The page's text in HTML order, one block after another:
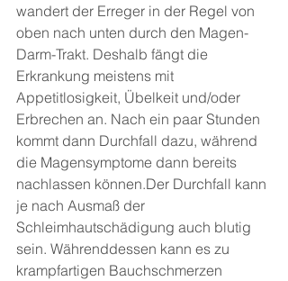
wandert der Erreger in der Regel von
oben nach unten durch den Magen-
Darm-Trakt. Deshalb fängt die
Erkrankung meistens mit
Appetitlosigkeit, Übelkeit und/oder
Erbrechen an. Nach ein paar Stunden
kommt dann Durchfall dazu, während
die Magensymptome dann bereits
nachlassen können.Der Durchfall kann
je nach Ausmaß der
Schleimhautschädigung auch blutig
sein. Währenddessen kann es zu
krampfartigen Bauchschmerzen